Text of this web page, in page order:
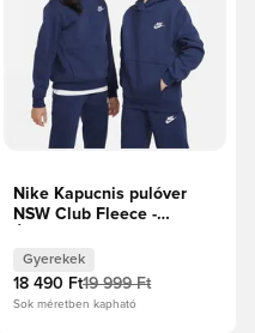
Nike Kapucnis pulóver
NSW Club Fleece -
Gyerekek
18 490 Ft19 999 Ft
Sok méretben kapható